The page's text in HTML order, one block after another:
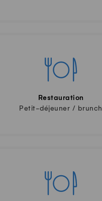
Restauration
Petit-déjeuner / brunch